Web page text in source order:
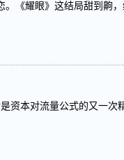
。《耀眼》这结局甜到齁
资本对流量公式的又一次